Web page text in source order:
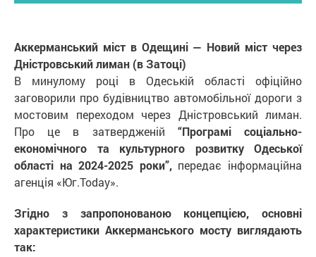
Аккерманський міст в Одещині — Новий міст через
Дністровський лиман (в Затоці)
В минулому році в Одеській області офіційно
заговорили про будівництво автомобільної дороги з
мостовим переходом через Дністровський лиман.
Про це в затвердженій “Програмі соціально-
економічного та культурного розвитку Одеської
області на 2024-2025 роки”,передає інформаційна
агенція «Юг.Today».
Згідно з запропонованою концепцією, основні
характеристики Аккерманського мосту виглядають
так: